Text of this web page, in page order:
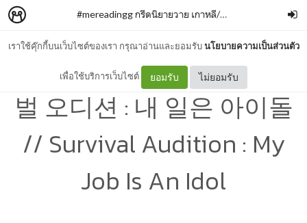
เราใช้คุ๊กกี้บนเว็บไซต์ของเรา กรุณาอ่านและยอมรับนโยบายความเป็นส่วนตัว
เพื่อใช้บริการเว็บไซต์ ยอมรับ ไม่ยอมรับ
#mereadingg กรีดนิยายวาย เกาหลี/จีน
[updated 160222] 서바이
벌 오디션 : 내 일은 아이돌
// Survival Audition : My
Job Is An Idol